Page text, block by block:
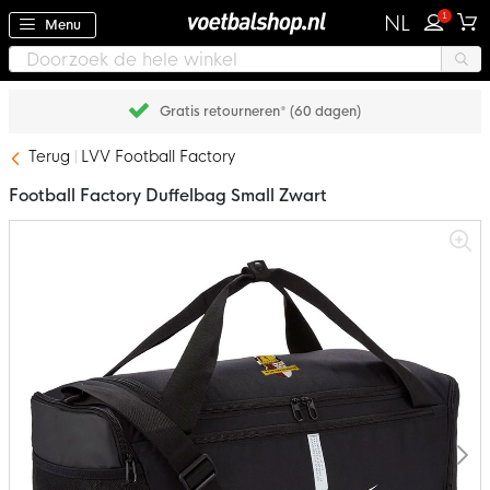
Menu NL 1
Gratis retourneren* (60 dagen)
Terug LVV Football Factory
Football Factory Duffelbag Small Zwart